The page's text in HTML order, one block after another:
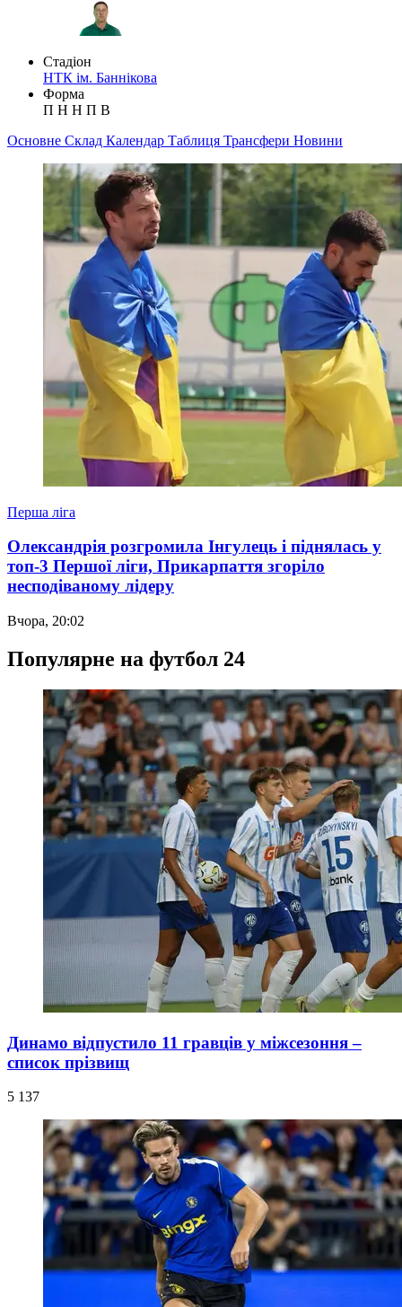
Стадіон
НТК ім. Баннікова
Форма
П Н Н П В
Основне Склад Календар Таблиця Трансфери Новини
Перша ліга
Олександрія розгромила Інгулець і піднялась у
топ-3 Першої ліги, Прикарпаття згоріло
несподіваному лідеру
Вчора, 20:02
Популярне на футбол 24
Динамо відпустило 11 гравців у міжсезоння –
список прізвищ
5 137